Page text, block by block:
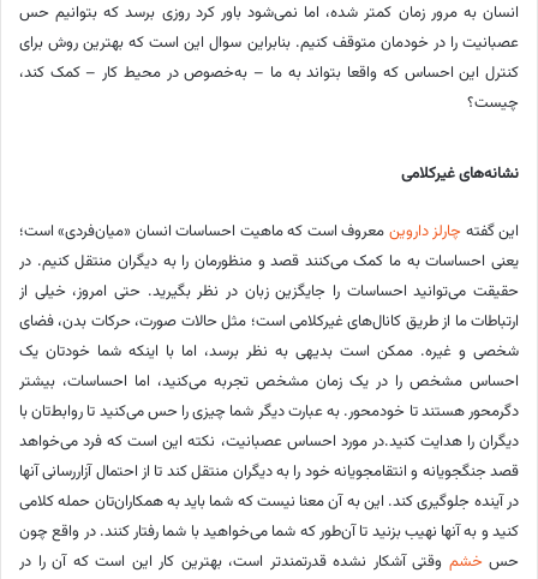
انسان به مرور زمان کمتر شده، اما نمی‌شود باور کرد روزی برسد که بتوانیم حس
عصبانیت را در خودمان متوقف کنیم. بنابراین سوال این است که بهترین روش برای
کنترل این احساس که واقعا بتواند به ما – به‌خصوص در محیط کار – کمک کند،
چیست؟
نشانه‌های غیرکلامی
این گفته چارلز داروین معروف است که ماهیت احساسات انسان «میان‌فردی» است؛
یعنی احساسات به ما کمک می‌کنند قصد و منظورمان را به دیگران منتقل کنیم. در
حقیقت می‌توانید احساسات را جایگزین زبان در نظر بگیرید. حتی امروز، خیلی از
ارتباطات ما از طریق کانال‌های غیرکلامی است؛ مثل حالات صورت، حرکات بدن، فضای
شخصی و غیره. ممکن است بدیهی به نظر برسد، اما با اینکه شما خودتان یک
احساس مشخص را در یک زمان مشخص تجربه می‌کنید، اما احساسات، بیشتر
دگرمحور هستند تا خودمحور. به عبارت دیگر شما چیزی را حس می‌کنید تا روابط‌تان با
دیگران را هدایت کنید.در مورد احساس عصبانیت، نکته این است که فرد می‌خواهد
قصد جنگجویانه و انتقامجویانه خود را به دیگران منتقل کند تا از احتمال آزاررسانی آنها
در آینده جلوگیری کند. این به آن معنا نیست که شما باید به همکاران‌تان حمله کلامی
کنید و به آنها نهیب بزنید تا آن‌طور که شما می‌خواهید با شما رفتار کنند. در واقع چون
حس خشم وقتی آشکار نشده قدرتمندتر است، بهترین کار این است که آن را در